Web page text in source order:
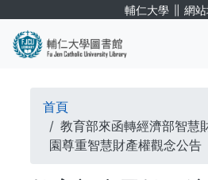
輔仁大學 ∥ 網
導
航
首頁
教育部來函轉經濟部智慧
園尊重智慧財產權觀念公告